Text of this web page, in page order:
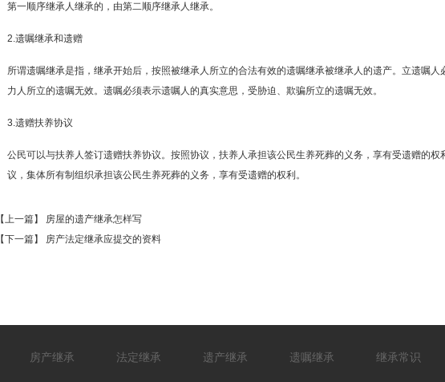
第一顺序继承人继承的，由第二顺序继承人继承。
2.遗嘱继承和遗赠
所谓遗嘱继承是指，继承开始后，按照被继承人所立的合法有效的遗嘱继承被继承人的遗产。立遗嘱
力人所立的遗嘱无效。遗嘱必须表示遗嘱人的真实意思，受胁迫、欺骗所立的遗嘱无效。
3.遗赠扶养协议
公民可以与扶养人签订遗赠扶养协议。按照协议，扶养人承担该公民生养死葬的义务，享有受遗赠的
议，集体所有制组织承担该公民生养死葬的义务，享有受遗赠的权利。
【上一篇】
房屋的遗产继承怎样写
【下一篇】
房产法定继承应提交的资料
房产继承 法定继承 遗产继承 遗嘱继承 继承常识